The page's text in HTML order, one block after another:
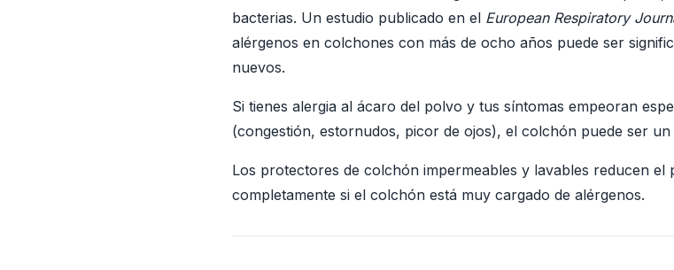
bacterias. Un estudio publicado en el European Respiratory
alérgenos en colchones con más de ocho años puede ser
nuevos.
Si tienes alergia al ácaro del polvo y tus síntomas empeoran
(congestión, estornudos, picor de ojos), el colchón puede ser
Los protectores de colchón impermeables y lavables reducen
completamente si el colchón está muy cargado de alérgenos.